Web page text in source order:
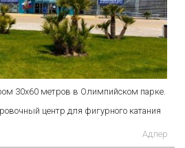
30х60 метров в Олимпийском парке.
центр для фигурного катания
Адлер